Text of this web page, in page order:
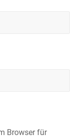
Browser für